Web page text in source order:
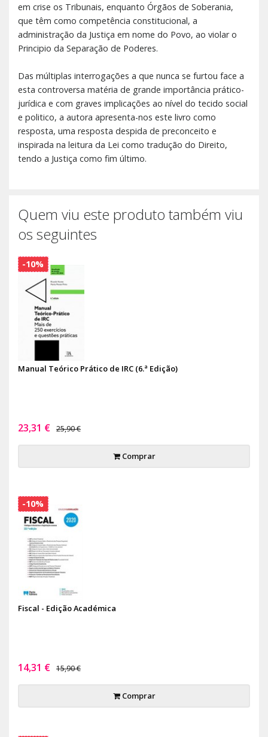
em crise os Tribunais, enquanto Órgãos de Soberania,
que têm como competência constitucional, a
administração da Justiça em nome do Povo, ao violar o
Principio da Separação de Poderes.
Das múltiplas interrogações a que nunca se furtou face a
esta controversa matéria de grande importância prático-
jurídica e com graves implicações ao nível do tecido social
e politico, a autora apresenta-nos este livro como
resposta, uma resposta despida de preconceito e
inspirada na leitura da Lei como tradução do Direito,
tendo a Justiça como fim último.
Quem viu este produto também viu
os seguintes
Manual Teórico Prático de IRC (6.ª Edição)
23,31 € 25,90 €
Comprar
-10%
Fiscal - Edição Académica
14,31 € 15,90 €
Comprar
-10%